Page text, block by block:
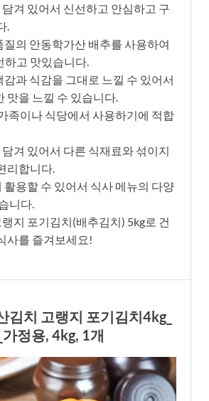
겨 있어서 신선하고 안심하고 구
.
질의 안동학가산 배추를 사용하여
고 맛있습니다.
감과 식감을 그대로 느낄 수 있어서
맛을 느낄 수 있습니다.
족이나 식당에서 사용하기에 적합
겨 있어서 다른 식재료와 섞이지
리합니다.
활용할 수 있어서 식사 메뉴의 다양
니다.
지 포기김치(배추김치) 5kg로 건
사를 즐겨보세요!
김치 고랭지 포기김치4kg_
정용, 4kg, 1개